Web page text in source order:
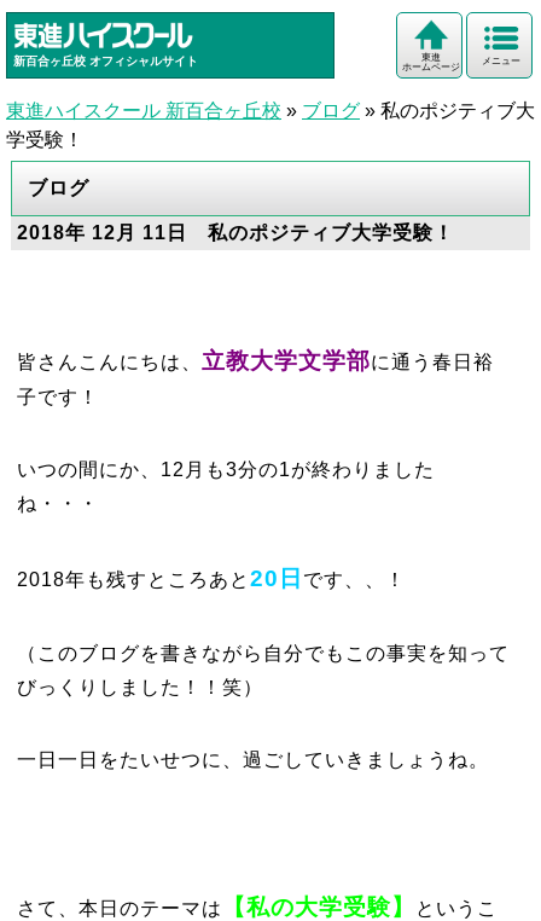
新百合ヶ丘校 オフィシャルサイト メニュー
東進
ホームページ
東進ハイスクール 新百合ヶ丘校 » ブログ » 私のポジティブ大
学受験！
ブログ
2018年 12月 11日 私のポジティブ大学受験！
皆さんこんにちは、 立教大学文学部に通う春日裕
子です！
いつの間にか、12月も3分の1が終わりました
ね・・・
2018年も残すところあと 20日 です、、！
（このブログを書きながら自分でもこの事実を知って
びっくりしました！！笑）
一日一日をたいせつに、過ごしていきましょうね。
さて、本日のテーマは 【私の大学受験】
というこ